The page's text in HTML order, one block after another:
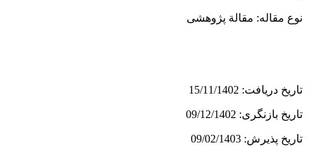
نوع مقاله: مقالة پژوهشی
تاریخ دریافت: 15/11/1402
تاریخ بازنگری: 09/12/1402
تاریخ پذیرش: 09/02/1403